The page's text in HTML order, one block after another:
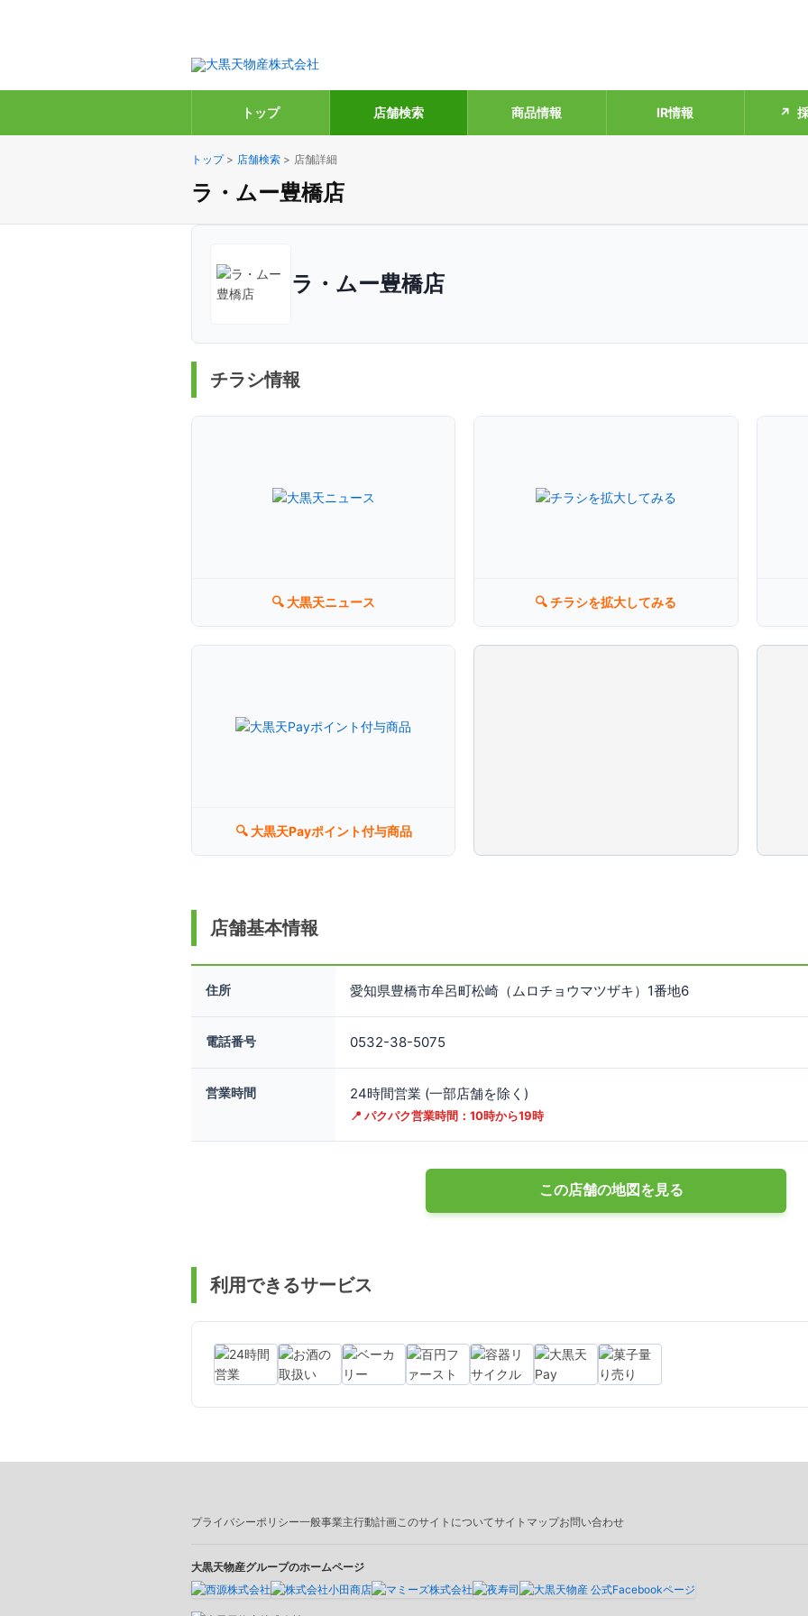
トップ 店舗検索 商品情報 IR情報
トップ> 店舗検索 > 店舗詳細
ラ・ムー豊橋店
ラ・ムー豊橋店
チラシ情報
🔍 大黒天ニュース 🔍 チラシを拡大してみる
🔍 大黒天Payポイント付与商品
店舗基本情報
住所 愛知県豊橋市牟呂町松崎（ムロチョウマツザキ）1番地6
電話番号 0532-38-5075
営業時間 24時間営業 (一部店舗を除く)
📍 パクパク営業時間：10時から19時
この店舗の地図を見る
利用できるサービス
示されている地名や住所が、弊社店舗の情報と異なる場合がございます。店舗の場所は、地図に表示され
↗ 大きな地図で見る
プライバシーポリシー一般事業主行動計画このサイトについてサイトマップお問い合わせ
大黒天物産グループのホームページ